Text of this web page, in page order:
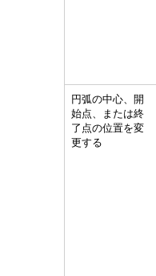
円弧の中心、開
始点、または終
了点の位置を変
更する